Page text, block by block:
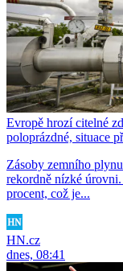
Evropě hrozí citelné
poloprázdné, situace
Zásoby zemního
rekordně nízké
procent, což je...
HN.cz
dnes, 08:41